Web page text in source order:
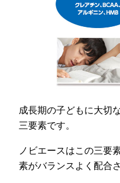
成長期の子どもに大切
三要素です。
ノビエースはこの三要
素がバランスよく配合